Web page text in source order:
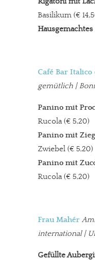
Basilikum (€
Café Bar Italico
gemütlich |
Panino mit
Rucola (€ 5,20)
Panino mit
Zwiebel (€ 5,20)
Panino mit
Rucola (€ 5,20)
Frau Mahér
international |
Gefüllte